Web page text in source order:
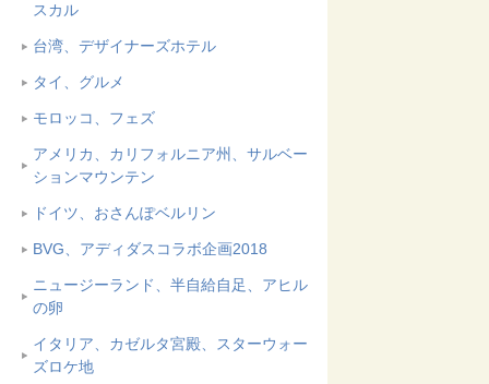
スカル
台湾、デザイナーズホテル
タイ、グルメ
モロッコ、フェズ
アメリカ、カリフォルニア州、サルベー
ションマウンテン
ドイツ、おさんぽベルリン
BVG、アディダスコラボ企画2018
ニュージーランド、半自給自足、アヒル
の卵
イタリア、カゼルタ宮殿、スターウォー
ズロケ地